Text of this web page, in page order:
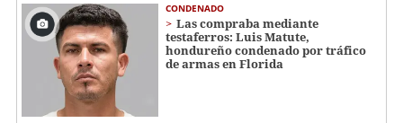
CONDENADO
Las compraba mediante
testaferros: Luis Matute,
hondureño condenado por tráfico
de armas en Florida